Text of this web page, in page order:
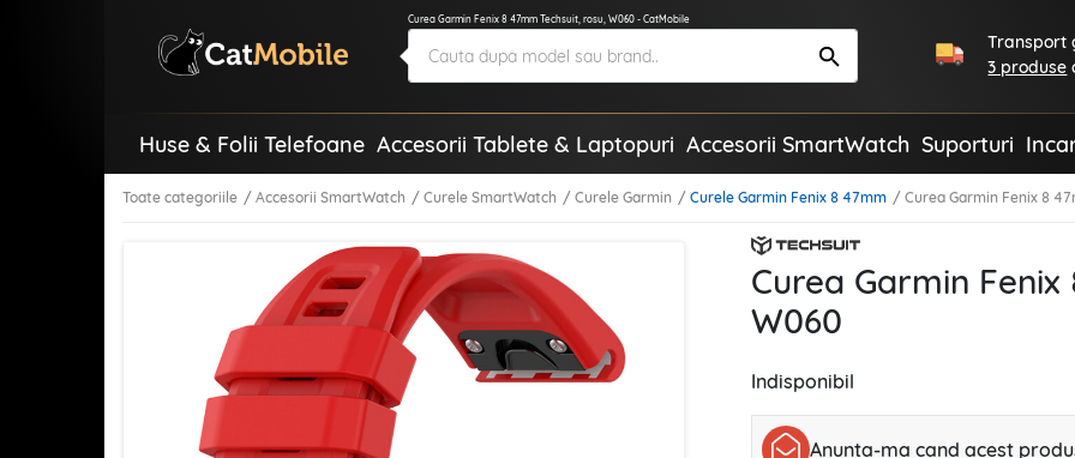
Curea Garmin Fenix 8 47mm Techsuit, rosu, W060 - CatMobile
Transport
3 produse
Huse & Folii Telefoane Accesorii Tablete & Laptopuri Accesorii SmartWatch Suporturi
Toate categoriile Accesorii SmartWatch Curele SmartWatch Curele Garmin Curele Garmin Fenix 8 47mm Curea Garmin Fenix 8
Curea Garmin
W060
Indisponibil
Anunta-ma cand acest